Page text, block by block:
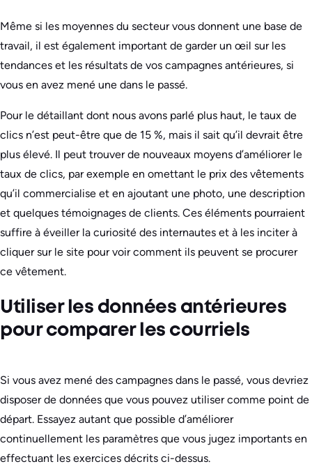
Même si les moyennes du secteur vous donnent une base de
travail, il est également important de garder un œil sur les
tendances et les résultats de vos campagnes antérieures, si
vous en avez mené une dans le passé.
Pour le détaillant dont nous avons parlé plus haut, le taux de
clics n’est peut-être que de 15 %, mais il sait qu’il devrait être
plus élevé. Il peut trouver de nouveaux moyens d’améliorer le
taux de clics, par exemple en omettant le prix des vêtements
qu’il commercialise et en ajoutant une photo, une description
et quelques témoignages de clients. Ces éléments pourraient
suffire à éveiller la curiosité des internautes et à les inciter à
cliquer sur le site pour voir comment ils peuvent se procurer
ce vêtement.
Utiliser les données antérieures
pour comparer les courriels
Si vous avez mené des campagnes dans le passé, vous devriez
disposer de données que vous pouvez utiliser comme point de
départ. Essayez autant que possible d’améliorer
continuellement les paramètres que vous jugez importants en
effectuant les exercices décrits ci-dessus.